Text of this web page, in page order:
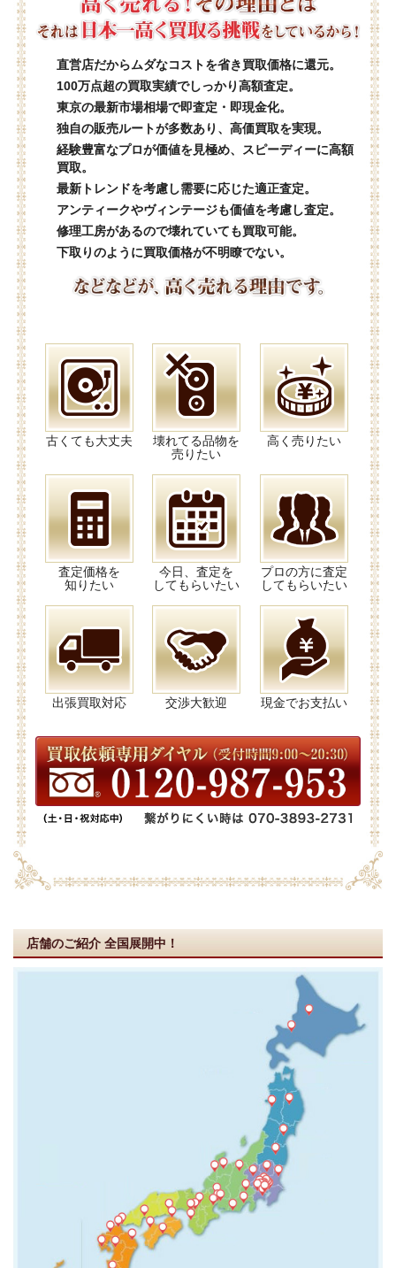
直営店だからムダなコストを省き買取価格に還元。
100万点超の買取実績でしっかり高額査定。
東京の最新市場相場で即査定・即現金化。
独自の販売ルートが多数あり、高価買取を実現。
経験豊富なプロが価値を見極め、スピーディーに高額
買取。
最新トレンドを考慮し需要に応じた適正査定。
アンティークやヴィンテージも価値を考慮し査定。
修理工房があるので壊れていても買取可能。
下取りのように買取価格が不明瞭でない。
古くても大丈夫
壊れてる品物を
売りたい
高く売りたい
査定価格を
知りたい
今日、査定を
してもらいたい
プロの方に査定
してもらいたい
出張買取対応 交渉大歓迎 現金でお支払い
店舗のご紹介 全国展開中！